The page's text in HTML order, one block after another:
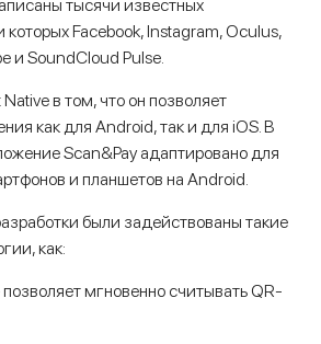
тысячи известных
Facebook, Instagram, Oculus,
и SoundCloud Pulse.
в том, что он позволяет
как для Android, так и для iOS. В
Scan&Pay адаптировано для
и планшетов на Android.
были задействованы такие
как:
мгновенно считывать QR-